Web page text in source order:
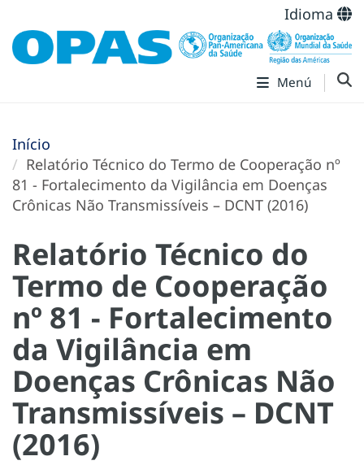
Idioma
Menú
Início
Relatório Técnico do Termo de Cooperação nº
81 - Fortalecimento da Vigilância em Doenças
Crônicas Não Transmissíveis – DCNT (2016)
Relatório Técnico do
Termo de Cooperação
nº 81 - Fortalecimento
da Vigilância em
Doenças Crônicas Não
Transmissíveis – DCNT
(2016)